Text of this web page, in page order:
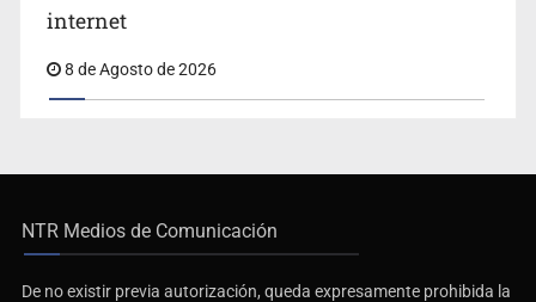
internet
8 de Agosto de 2026
NTR Medios de Comunicación
De no existir previa autorización, queda expresamente prohibida la